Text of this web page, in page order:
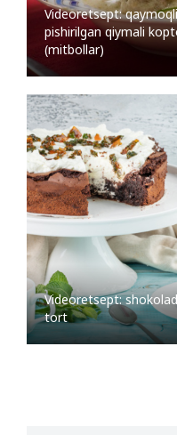
Videoretsept:
pishirilgan qiymali
(mitbollar)
Videoretsept:
tort